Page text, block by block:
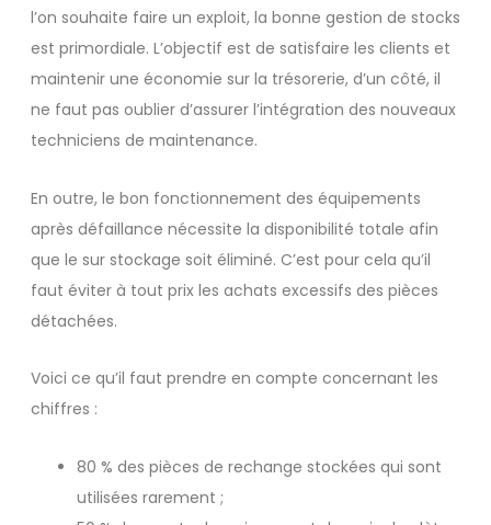
l’on souhaite faire un exploit, la bonne gestion de stocks
est primordiale. L’objectif est de satisfaire les clients et
maintenir une économie sur la trésorerie, d’un côté, il
ne faut pas oublier d’assurer l’intégration des nouveaux
techniciens de maintenance.
En outre, le bon fonctionnement des équipements
après défaillance nécessite la disponibilité totale afin
que le sur stockage soit éliminé. C’est pour cela qu’il
faut éviter à tout prix les achats excessifs des pièces
détachées.
Voici ce qu’il faut prendre en compte concernant les
chiffres :
80 % des pièces de rechange stockées qui sont
utilisées rarement ;